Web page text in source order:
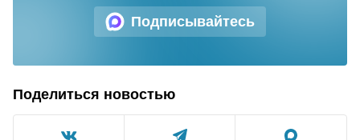
Подписывайтесь
Поделиться новостью